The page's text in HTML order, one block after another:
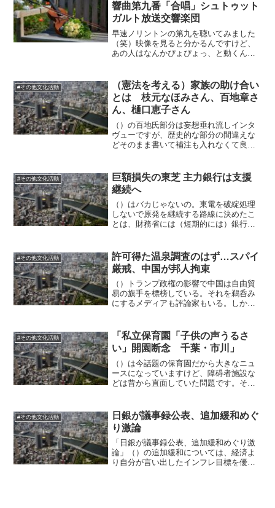
響曲第九番「合唱」シュトゥット
ガルト放送交響楽団
早速ノリントンの第九を聴いてみました
（笑）映像を見ると分かるんですけど、
あの人はなんかぴょぴょっ、と動くんで
ねています。好きな人も居るかもしれま
せんが、私は呼吸が浅いと...
#その他文化活動
（憲法を考える）家族の助け合い
とは 枝元なほみさん、百地章さ
ん、樋口恵子さん
（）の百地氏部分は妄想垂れ流しインタ
ヴューですが、歴史的な部分の間違えな
どそのまま書いて補注も入れなくて良い
#その他文化活動
巨額損失の東芝 主力銀行は支援
継続へ
（）はバカじゃないの。東電を破綻処理
しないで原発を継続する路線に決めたこ
とは、財務省には（短期的には）銀行に
り込んでいくだけだ。「国策」を前に逃
れるすべがない。まぁ、や...
#その他文化活動
許可得た温泉調査のはず…スパイ
厳戒、中国が邦人拘束
（）トランプ政権の影響で中国は自由貿
易の旗手を標榜している。それを鵜呑み
にするメディアも評論家もいる。しかし
う人はなかなか現れないでしょう。温泉
以外でも恣意的な逮捕を常...
#その他文化活動
「私立保育園「子供の声うるさ
い」開園断念 千葉・市川」
（）は今話題の保育園だから大きなニュ
ースになっていますけど、障碍者施設な
どは昔から直面していた問題です。そう
していく姿勢が無かったことで施設を建
てられる環境が醸成されず...
#その他文化活動
日銀が議事録公表、追加緩和めぐ
り激論
「日銀が議事録公表、追加緩和めぐり激
論」（）の追加緩和については、経済よ
り自分が言い出したインフレ目標を優先